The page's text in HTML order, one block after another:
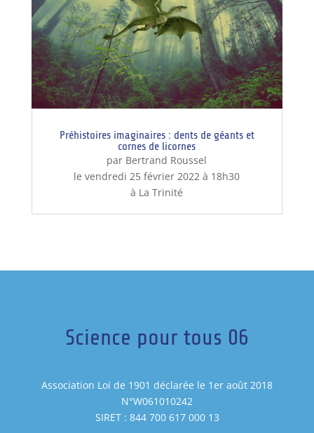
Préhistoires imaginaires : dents de géants et
cornes de licornes
par Bertrand Roussel
le vendredi 25 février 2022 à 18h30
à La Trinité
Science pour tous 06
Association Loi de 1901 déclarée le 1er août 2018
N°W061010242
SIRET : 844 700 617 000 13